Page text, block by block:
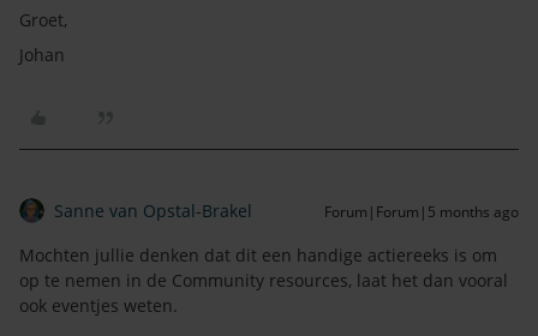
Groet,
Johan
Sanne van Opstal-Brakel Forum|Forum|5 months ago
Mochten jullie denken dat dit een handige actiereeks is om
op te nemen in de Community resources, laat het dan vooral
ook eventjes weten.